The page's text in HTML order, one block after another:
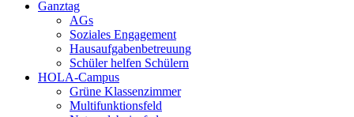
Ganztag
AGs
Soziales Engagement
Hausaufgabenbetreuung
Schüler helfen Schülern
HOLA-Campus
Grüne Klassenzimmer
Multifunktionsfeld